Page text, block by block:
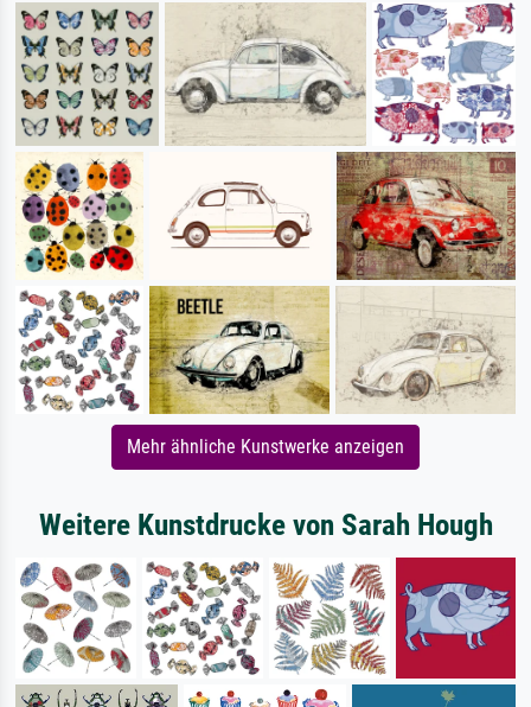
Mehr ähnliche Kunstwerke anzeigen
Weitere Kunstdrucke von Sarah Hough